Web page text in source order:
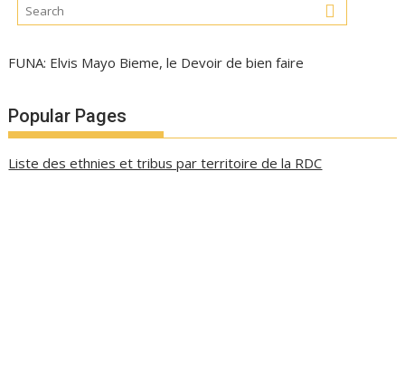
FUNA: Elvis Mayo Bieme, le Devoir de bien faire
Popular Pages
Liste des ethnies et tribus par territoire de la RDC